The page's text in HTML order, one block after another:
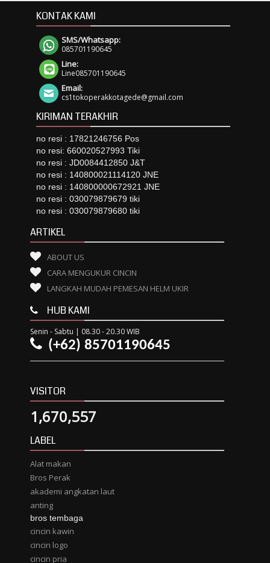
KONTAK KAMI
SMS/Whatsapp:
085701190645
Line:
Line085701190645
Email:
cs1tokoperakkotagede@gmail.com
KIRIMAN TERAKHIR
no resi : 17821246756 Pos
no resi: 660020527993 Tiki
no resi : JD0084412850 J&T
no resi : 140800021114120 JNE
no resi : 140800000672921 JNE
no resi : 030079879679 tiki
no resi : 030079879680 tiki
ARTIKEL
ABOUT US
CARA MENGUKUR CINCIN
LANGKAH MUDAH PEMESAN HELM UKIR
HUB KAMI
Senin - Sabtu | 08.30 - 20.30 WIB
(+62) 85701190645
VISITOR
1,670,557
LABEL
Alat makan
Bros Perak
akademi angkatan laut
anting
bros tembaga
cincin kawin
cincin logo
cincin pria